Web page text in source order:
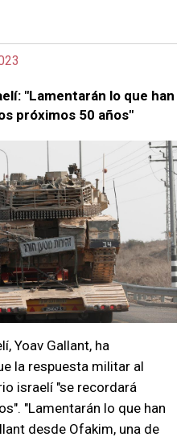
"Lamentarán lo que han
próximos 50 años"
Yoav Gallant, ha
la respuesta militar al
israelí "se recordará
"Lamentarán lo que han
desde Ofakim, una de